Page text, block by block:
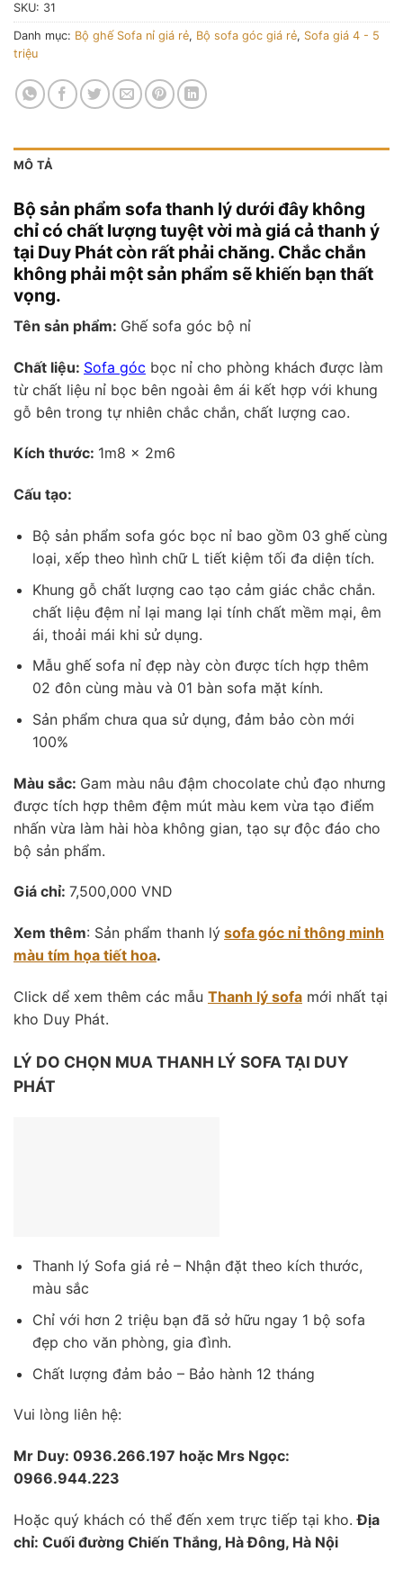
SKU: 31
Danh mục: Bộ ghế Sofa nỉ giá rẻ, Bộ sofa góc giá rẻ, Sofa giá 4 - 5
triệu
MÔ TẢ
Bộ sản phẩm sofa thanh lý dưới đây không
chỉ có chất lượng tuyệt vời mà giá cả thanh ý
tại Duy Phát còn rất phải chăng. Chắc chắn
không phải một sản phẩm sẽ khiến bạn thất
vọng.
Tên sản phẩm: Ghế sofa góc bộ nỉ
Chất liệu: Sofa góc bọc nỉ cho phòng khách được làm
từ chất liệu nỉ bọc bên ngoài êm ái kết hợp với khung
gỗ bên trong tự nhiên chắc chắn, chất lượng cao.
Kích thước: 1m8 x 2m6
Cấu tạo:
Bộ sản phẩm sofa góc bọc nỉ bao gồm 03 ghế cùng
loại, xếp theo hình chữ L tiết kiệm tối đa diện tích.
Khung gỗ chất lượng cao tạo cảm giác chắc chắn.
chất liệu đệm nỉ lại mang lại tính chất mềm mại, êm
ái, thoải mái khi sử dụng.
Mẫu ghế sofa nỉ đẹp này còn được tích hợp thêm
02 đôn cùng màu và 01 bàn sofa mặt kính.
Sản phẩm chưa qua sử dụng, đảm bảo còn mới
100%
Màu sắc: Gam màu nâu đậm chocolate chủ đạo nhưng
được tích hợp thêm đệm mút màu kem vừa tạo điểm
nhấn vừa làm hài hòa không gian, tạo sự độc đáo cho
bộ sản phẩm.
Giá chỉ: 7,500,000 VND
Xem thêm: Sản phẩm thanh lý sofa góc nỉ thông minh
màu tím họa tiết hoa.
Click dể xem thêm các mẫu Thanh lý sofa mới nhất tại
kho Duy Phát.
LÝ DO CHỌN MUA THANH LÝ SOFA TẠI DUY
PHÁT
Thanh lý Sofa giá rẻ – Nhận đặt theo kích thước,
màu sắc
Chỉ với hơn 2 triệu bạn đã sở hữu ngay 1 bộ sofa
đẹp cho văn phòng, gia đình.
Chất lượng đảm bảo – Bảo hành 12 tháng
Vui lòng liên hệ:
Mr Duy: 0936.266.197 hoặc Mrs Ngọc:
0966.944.223
Hoặc quý khách có thể đến xem trực tiếp tại kho.Địa
chỉ: Cuối đường Chiến Thắng, Hà Đông, Hà Nội